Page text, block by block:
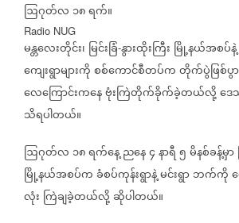
ဩဂုတ်လ ၁၈ရက်။
Radio NUG
မန္တလေးတိုင်း၊ မြင်းခြံ-နွားထိုးကြီး မြို့နယ်အစပ်နဲ့
ကျေးရွာများကိုစစ်ကောင်စီတပ်ကတိုက်ပွဲဖြစ်ပွာ
လေကြောင်းကနေဗုံးကြဲတိုက်ခိုက်ခဲ့တယ်လို့ဒ
သိရပါတယ်။
ဩဂုတ်လ ၁၈ရက်နေ့ညနေ၄နာရီ၅မိနစ်ခန့်မှာ
မြို့နယ်အစပ်ကခံစပ်ကုန်းရွာနဲ့မင်းရွာဘက်ကို
လုံး ကြဲချခဲ့တယ်လို့ဆိုပါတယ်။